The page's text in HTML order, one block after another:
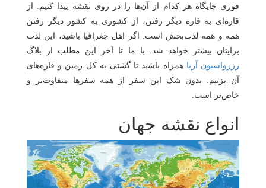
تبریز
فوری جایگاه هر کدام از آن‌ها را در روی نقشه پیدا کنیم. از
قاره‌ای به قاره دیگر رفتن، از کشوری به کشور دیگر رفتن
همه و همه لذت‌بخش است. اگر اهل جغرافیا باشید، این لذت
برایتان بیشتر خواهد شد. با ما تا آخر این مطلب از بلاگ
رزرواسیون آریا همراه باشید تا گشتی به کل زمین و قاره‌های
آن بزنیم. بدون شک این سفر از همه سفرها متفاوت‌تر و
خاص‌تر است.
انواع نقشه جهان